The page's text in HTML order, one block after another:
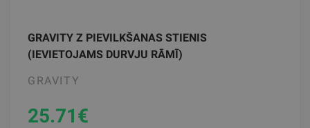
GRAVITY Z PIEVILKŠANAS STIENIS
(IEVIETOJAMS DURVJU RĀMĪ)
GRAVITY
25.71€